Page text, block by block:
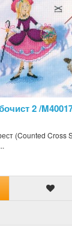
2 /
(Counted Cross